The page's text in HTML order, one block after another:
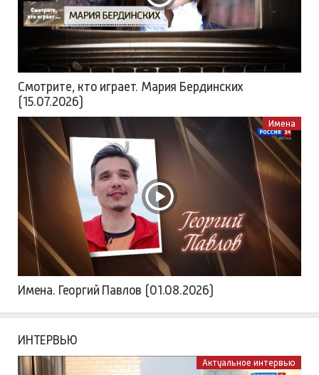
Смотрите, кто играет. Мария Бердинских
(15.07.2026)
Имена
Имена. Георгий Павлов (01.08.2026)
ИНТЕРВЬЮ
Актуальное интервью